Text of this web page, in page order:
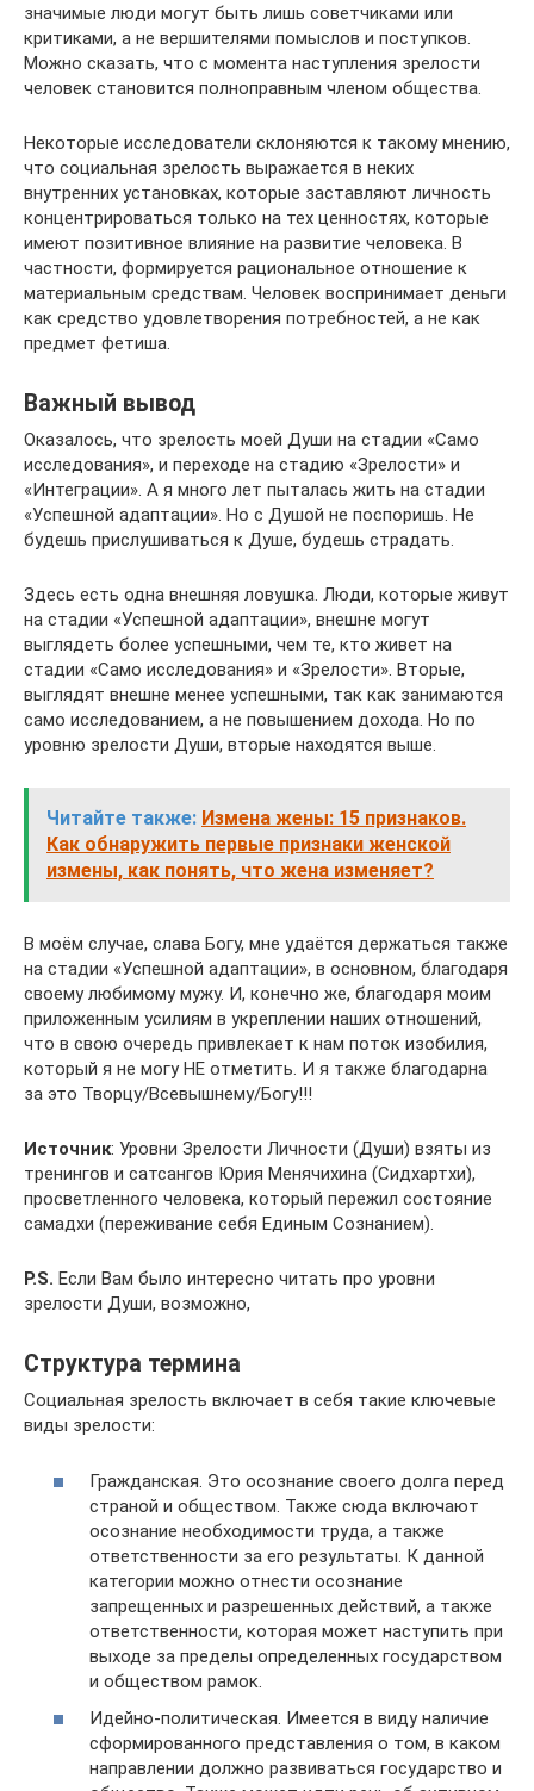
значимые люди могут быть лишь советчиками или
критиками, а не вершителями помыслов и поступков.
Можно сказать, что с момента наступления зрелости
человек становится полноправным членом общества.
Некоторые исследователи склоняются к такому мнению,
что социальная зрелость выражается в неких
внутренних установках, которые заставляют личность
концентрироваться только на тех ценностях, которые
имеют позитивное влияние на развитие человека. В
частности, формируется рациональное отношение к
материальным средствам. Человек воспринимает деньги
как средство удовлетворения потребностей, а не как
предмет фетиша.
Важный вывод
Оказалось, что зрелость моей Души на стадии «Само
исследования», и переходе на стадию «Зрелости» и
«Интеграции». А я много лет пыталась жить на стадии
«Успешной адаптации». Но с Душой не поспоришь. Не
будешь прислушиваться к Душе, будешь страдать.
Здесь есть одна внешняя ловушка. Люди, которые живут
на стадии «Успешной адаптации», внешне могут
выглядеть более успешными, чем те, кто живет на
стадии «Само исследования» и «Зрелости». Вторые,
выглядят внешне менее успешными, так как занимаются
само исследованием, а не повышением дохода. Но по
уровню зрелости Души, вторые находятся выше.
Читайте также: Измена жены: 15 признаков.
Как обнаружить первые признаки женской
измены, как понять, что жена изменяет?
В моём случае, слава Богу, мне удаётся держаться также
на стадии «Успешной адаптации», в основном, благодаря
своему любимому мужу. И, конечно же, благодаря моим
приложенным усилиям в укреплении наших отношений,
что в свою очередь привлекает к нам поток изобилия,
который я не могу НЕ отметить. И я также благодарна
за это Творцу/Всевышнему/Богу!!!
Источник: Уровни Зрелости Личности (Души) взяты из
тренингов и сатсангов Юрия Менячихина (Сидхартхи),
просветленного человека, который пережил состояние
самадхи (переживание себя Единым Сознанием).
P.S. Если Вам было интересно читать про уровни
зрелости Души, возможно,
Структура термина
Социальная зрелость включает в себя такие ключевые
виды зрелости:
Гражданская. Это осознание своего долга перед
страной и обществом. Также сюда включают
осознание необходимости труда, а также
ответственности за его результаты. К данной
категории можно отнести осознание
запрещенных и разрешенных действий, а также
ответственности, которая может наступить при
выходе за пределы определенных государством
и обществом рамок.
Идейно-политическая. Имеется в виду наличие
сформированного представления о том, в каком
направлении должно развиваться государство и